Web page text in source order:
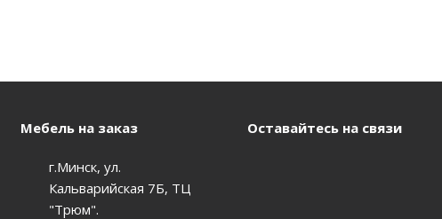
Мебель на заказ
г.Минск, ул.
Кальварийская 7Б, ТЦ
"Трюм".
Оставайтесь на связи